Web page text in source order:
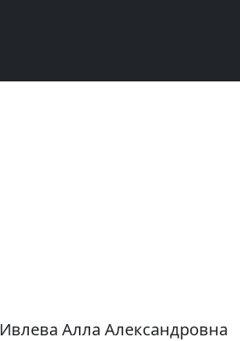
Алла Александровна